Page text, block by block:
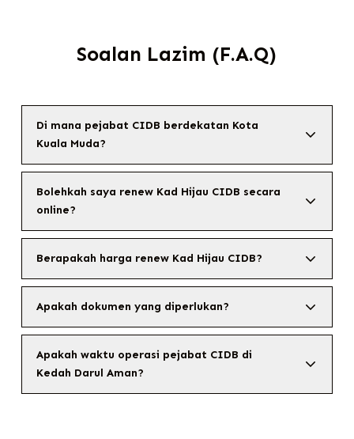
Soalan Lazim (F.A.Q)
Di mana pejabat CIDB berdekatan Kota
Kuala Muda?
Bolehkah saya renew Kad Hijau CIDB secara
online?
Berapakah harga renew Kad Hijau CIDB?
Apakah dokumen yang diperlukan?
Apakah waktu operasi pejabat CIDB di
Kedah Darul Aman?